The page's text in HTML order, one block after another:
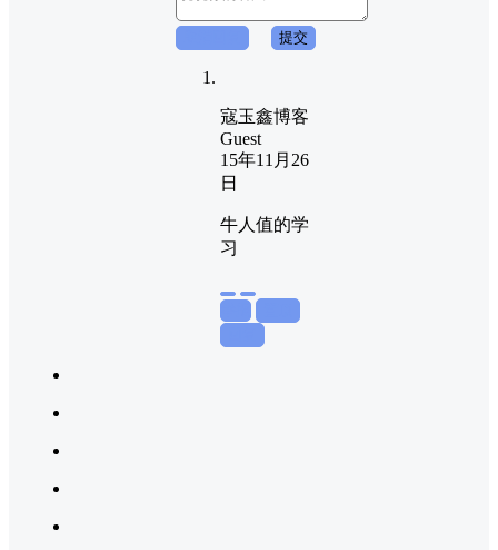
提交
寇玉鑫博客
Guest
15年11月26
日
牛人值的学
习